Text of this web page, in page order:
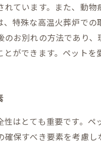
れています。また、動
特殊な高温火葬炉で
のお別れの方法であり
ができます。ペット
はとても重要です。
保すべき要素を考慮